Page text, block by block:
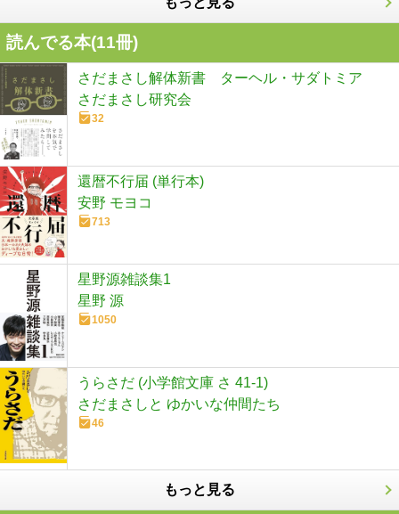
読んでる本(11冊)
さだまさし解体新書 ターヘル・サダトミア
さだまさし研究会
32
還暦不行届 (単行本)
安野 モヨコ
713
星野源雑談集1
星野 源
1050
うらさだ (小学館文庫 さ 41-1)
さだまさしと ゆかいな仲間たち
46
もっと見る